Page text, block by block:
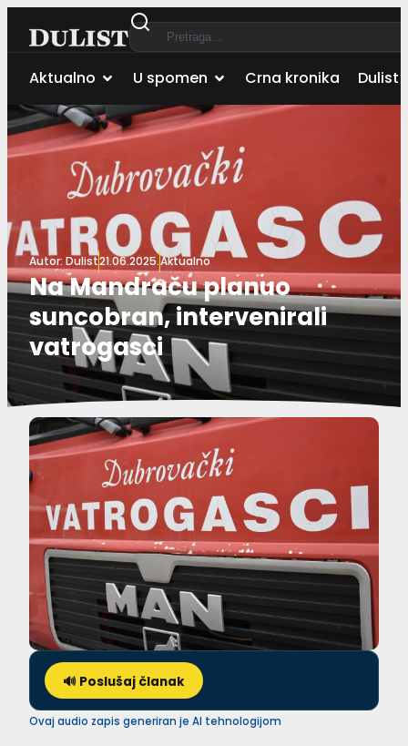
Aktualno U spomen Crna kronika Dulist
Autor: Dulist21.06.2025.Aktualno
Na Mandraču planuo
suncobran, intervenirali
vatrogasci
🔊 Poslušaj članak
Ovaj audio zapis generiran je AI tehnologijom